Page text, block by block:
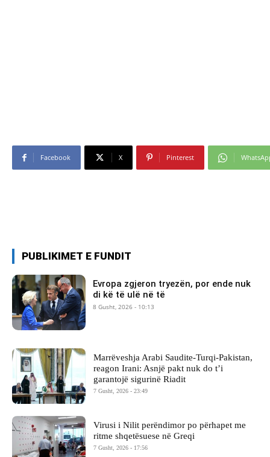
Facebook X Pinterest
PUBLIKIMET E FUNDIT
Evropa zgjeron tryezën, por ende nuk
di kë të ulë në të
8 Gusht, 2026 - 10:13
Marrëveshja Arabi Saudite-Turqi-Pakistan,
reagon Irani: Asnjë pakt nuk do t’i
garantojë sigurinë Riadit
7 Gusht, 2026 - 23:49
Virusi i Nilit perëndimor po përhapet me
ritme shqetësuese në Greqi
7 Gusht, 2026 - 17:56